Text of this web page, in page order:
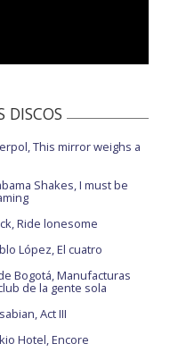
DISCOS
This mirror weighs a
Shakes, I must be
Ride lonesome
López, El cuatro
Bogotá, Manufacturas
de la gente sola
Act III
Hotel, Encore